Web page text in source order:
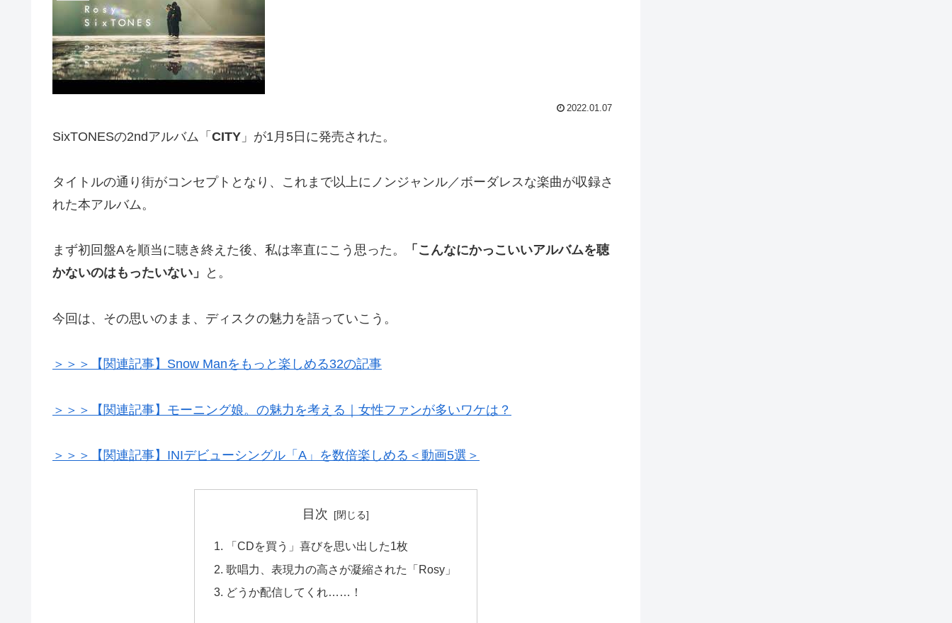
2022.01.07
SixTONESの2ndアルバム「 CITY 」が1月5日に発売された。
タイトルの通り街がコンセプトとなり、これまで以上にノンジャンル／ボーダレスな楽曲が収録さ
れた本アルバム。
まず初回盤Aを順当に聴き終えた後、私は率直にこう思った。
「こんなにかっこいいアルバムを聴
かないのはもったいない」
と。
今回は、その思いのまま、ディスクの魅力を語っていこう。
＞＞＞【関連記事】Snow Manをもっと楽しめる32の記事
＞＞＞【関連記事】モーニング娘。の魅力を考える｜女性ファンが多いワケは？
＞＞＞【関連記事】INIデビューシングル「A」を数倍楽しめる＜動画5選＞
目次
「CDを買う」喜びを思い出した1枚
歌唱力、表現力の高さが凝縮された「Rosy」
どうか配信してくれ……！